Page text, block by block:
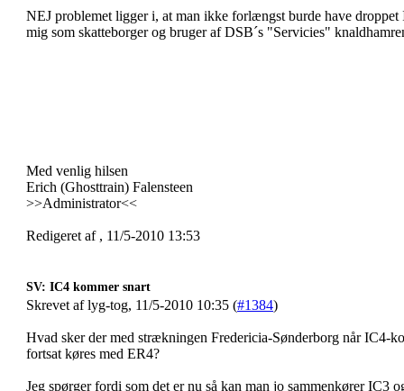
NEJ problemet ligger i, at man ikke forlængst burde have
mig som skatteborger og bruger af DSB´s "Servicies"
Med venlig hilsen
Erich (Ghosttrain) Falensteen
>>Administrator<<
Redigeret af , 11/5-2010 13:53
SV: IC4 kommer snart
Skrevet af lyg-tog, 11/5-2010 10:35 (#1384)
Hvad sker der med strækningen Fredericia-Sønderborg når IC4-
fortsat køres med ER4?
Jeg spørger fordi som det er nu så kan man jo sammenkører